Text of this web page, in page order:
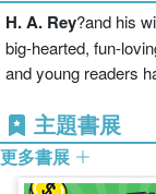
H. A. Rey?and his
big-hearted, fun-
and young readers
主題書展
更多書展